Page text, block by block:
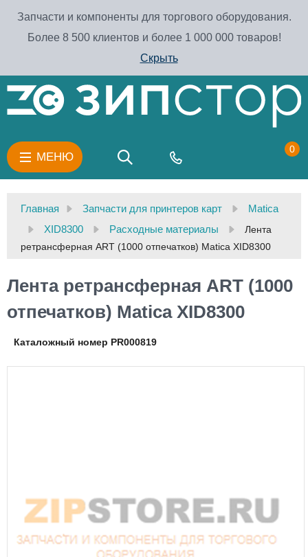
Запчасти и компоненты для торгового оборудования.
Более 8 500 клиентов и более 1 000 000 товаров!
Скрыть
МЕНЮ
0
Главная Запчасти для принтеров карт
Matica
XID8300
Расходные материалы
Лента
ретрансферная ART (1000 отпечатков) Matica XID8300
Лента ретрансферная ART (1000
отпечатков) Matica XID8300
Каталожный номер PR000819